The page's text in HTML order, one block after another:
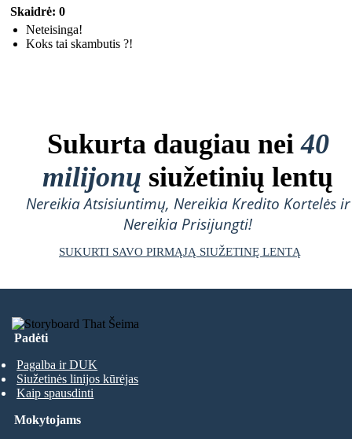
Skaidrė: 0
Neteisinga!
Koks tai skambutis ?!
Sukurta daugiau nei40
milijonų siužetinių lentų
Nereikia Atsisiuntimų, Nereikia Kredito Kortelės ir
Nereikia Prisijungti!
SUKURTI SAVO PIRMĄJĄ SIUŽETINĘ LENTĄ
Padėti
Pagalba ir DUK
Siužetinės linijos kūrėjas
Kaip spausdinti
Mokytojams